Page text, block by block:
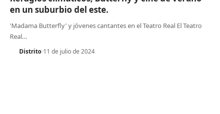
en un suburbio del este.
'Madama Butterfly' y jóvenes cantantes en el Teatro Real El Teatro
Real…
Distrito 11 de julio de 2024